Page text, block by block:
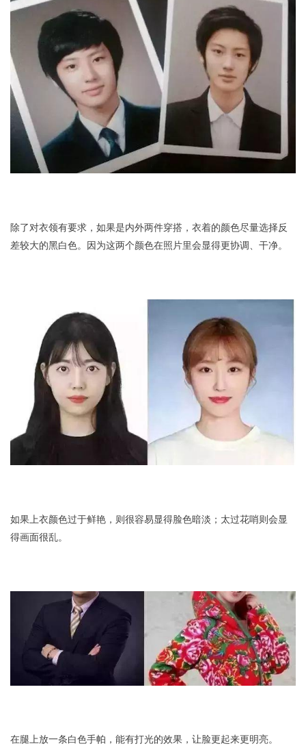
除了对衣领有要求，如果是内外两件穿搭，衣着的颜色尽量选择反
差较大的黑白色。因为这两个颜色在照片里会显得更协调、干净。
如果上衣颜色过于鲜艳，则很容易显得脸色暗淡；太过花哨则会显
得画面很乱。
在腿上放一条白色手帕，能有打光的效果，让脸更起来更明亮。